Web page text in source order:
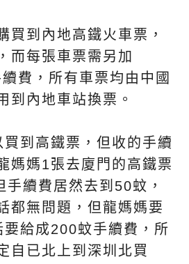
買到內地高鐵火車票，
而每張車票需另加
費，所有車票均由中國
到內地車站換票。
買到高鐵票，但收的手續
媽媽1張去廈門的高鐵票
續費居然去到50蚊，
都無問題，但龍媽媽要
要給成200蚊手續費，所
自已北上到深圳北買